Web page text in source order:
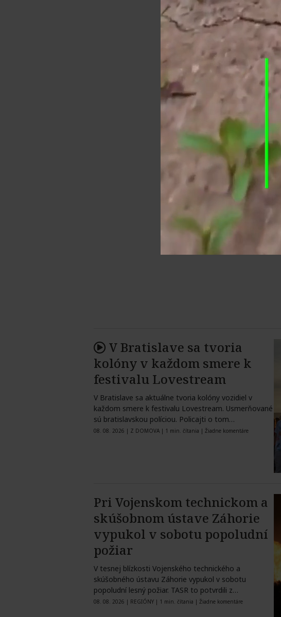
V Bratislave sa tvoria
kolóny v každom smere k
festivalu Lovestream
V Bratislave sa aktuálne tvoria kolóny vozidiel v
každom smere k festivalu Lovestream. Usmerňované
sú bratislavskou políciou. Policajti o tom…
08. 08. 2026 | Z DOMOVA | 1 min. čítania | Žiadne komentáre
Pri Vojenskom technickom a
skúšobnom ústave Záhorie
vypukol v sobotu popoludní
požiar
V tesnej blízkosti Vojenského technického a
skúšobného ústavu Záhorie vypukol v sobotu
popoludní lesný požiar. TASR to potvrdili z
Ministerstva…
08. 08. 2026 | REGIÓNY | 1 min. čítania | Žiadne komentáre